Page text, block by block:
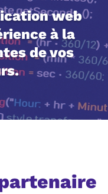
web
à la
de vos